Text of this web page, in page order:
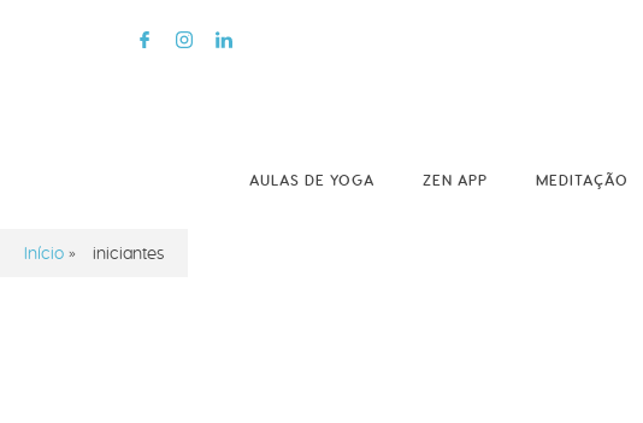
AULAS DE YOGA ZEN APP MEDITAÇÃO
Início » iniciantes